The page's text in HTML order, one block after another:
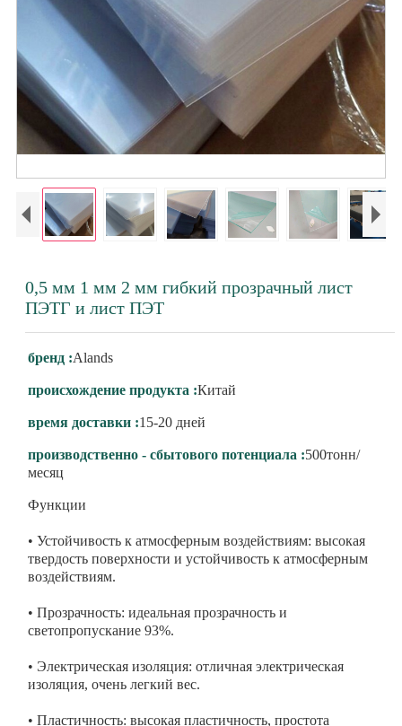
0,5 мм 1 мм 2 мм гибкий прозрачный лист
ПЭТГ и лист ПЭТ
бренд :Alands
происхождение продукта :Китай
время доставки :15-20 дней
производственно - сбытового потенциала :500тонн/
месяц
Функции
• Устойчивость к атмосферным воздействиям: высокая
твердость поверхности и устойчивость к атмосферным
воздействиям.
• Прозрачность: идеальная прозрачность и
светопропускание 93%.
• Электрическая изоляция: отличная электрическая
изоляция, очень легкий вес.
• Пластичность: высокая пластичность, простота